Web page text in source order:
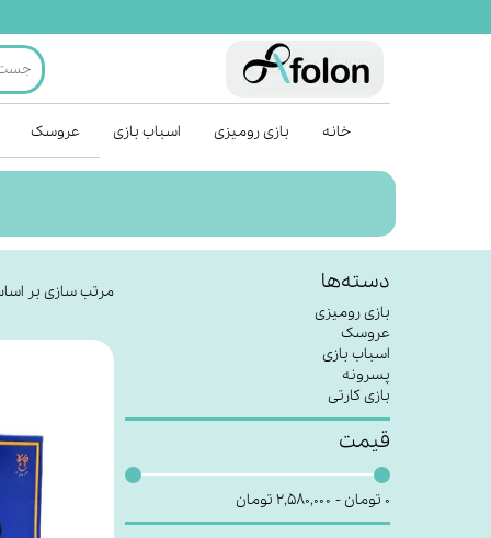
خانه بازی رومیزی اسباب بازی عروسک
دسته‌ها
بازی رومیزی
عروسک
اسباب بازی
پسرونه
بازی کارتی
قیمت
۰ تومان - ۲,۵۸۰,۰۰۰ تومان
مرتب سازی بر